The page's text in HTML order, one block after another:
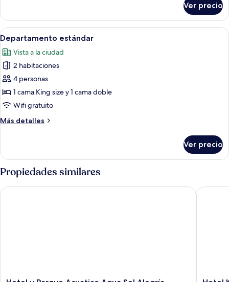
cuádruple
Ver precio
Abrir
todas
las
fotos
de
Departamento
estándar
4
Departamento estándar
Vista a la ciudad
2 habitaciones
4 personas
1 cama King size y 1 cama doble
Wifi gratuito
Más detalles
Más
estándar
Ver precio
Propiedades similares
Hotel y Parque Acuatico Agua Sol Alegría Hotel